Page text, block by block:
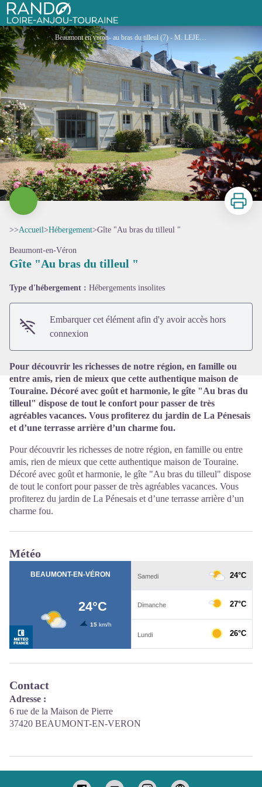
Rando Loire-Anjou-Touraine
Gîte "Au bras du tilleul "
Beaumont en veron- au bras du tilleul (7) - M. LEJEUNE
Imprimer
>>Accueil>Hébergement>Gîte "Au bras du tilleul "
Beaumont-en-Véron
Gîte "Au bras du tilleul "
Type d'hébergement : Hébergements insolites
Embarquer cet élément afin d'y avoir accès hors
connexion
Pour découvrir les richesses de notre région, en famille ou
entre amis, rien de mieux que cette authentique maison de
Touraine. Décoré avec goût et harmonie, le gîte "Au bras du
tilleul" dispose de tout le confort pour passer de très
agréables vacances. Vous profiterez du jardin de La Pénesais
et d’une terrasse arrière d’un charme fou.
Pour découvrir les richesses de notre région, en famille ou entre
amis, rien de mieux que cette authentique maison de Touraine.
Décoré avec goût et harmonie, le gîte "Au bras du tilleul" dispose
de tout le confort pour passer de très agréables vacances. Vous
profiterez du jardin de La Pénesais et d’une terrasse arrière d’un
charme fou.
Météo
Contact
Adresse :
6 rue de la Maison de Pierre
37420 BEAUMONT-EN-VERON